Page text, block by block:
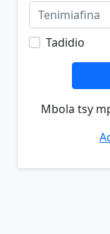
Tadidio
Mbola tsy